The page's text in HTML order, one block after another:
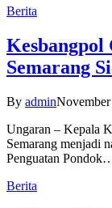
Berita
Kesbangpol
Semarang
By admin
Ungaran – Kepala
Semarang menjadi
Penguatan
Berita